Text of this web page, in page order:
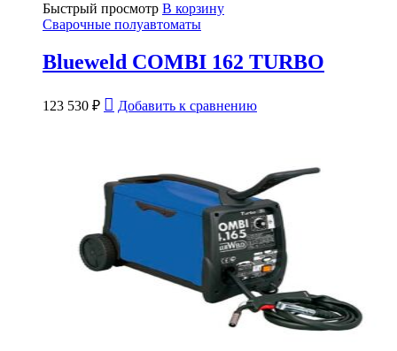
Быстрый просмотр В корзину
Сварочные полуавтоматы
Blueweld COMBI 162 TURBO
123 530 ₽ Добавить к сравнению